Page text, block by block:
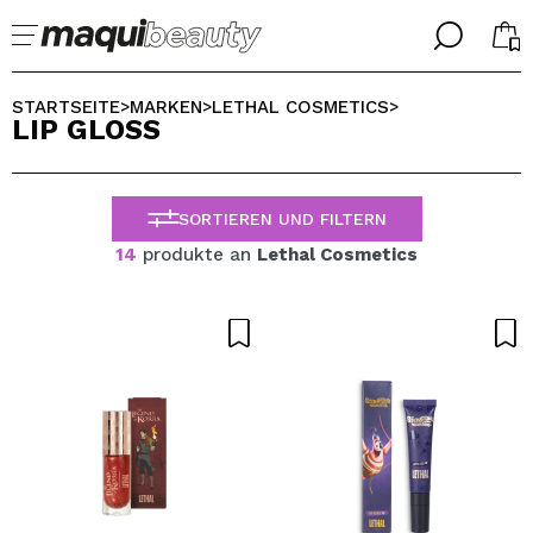
╳
Ich bin bereits #maquilover, ich habe ein Konto
Ich habe hier kein Konto
╳
WÄHLE DEINE SPRACHE
ALEMAN
ESPAÑOL
ENGLISH
FRANCES
STARTSEITE>MARKEN>LETHAL COSMETICS>
LIP GLOSS
SORTIEREN UND FILTERN
14 produkte an Lethal Cosmetics